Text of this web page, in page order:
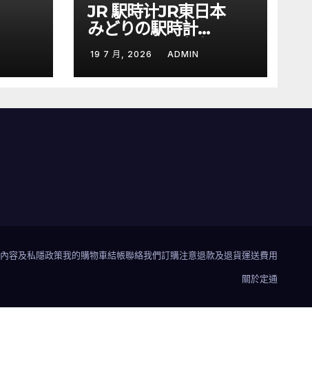
JR 駅時计JR東日本
みどりの駅時計
BOOKJR 駅時计
19 7 月, 2026 ADMIN
內容及私隱政策我的購物車結帳聯絡我們訂購注意退款及退貨運送費用
關於定通